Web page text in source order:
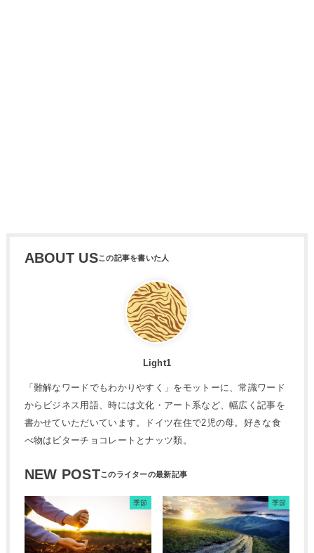
ABOUT US
Light1
「難解なワードでもわかりやすく」をモットーに、常識ワード
からビジネス用語、時には文化・アート系など、幅広く記事を
書かせていただいています。ドイツ在住で2児の母。好きな食
べ物はビターチョコレートとナッツ類。
NEW POST
季節 季節